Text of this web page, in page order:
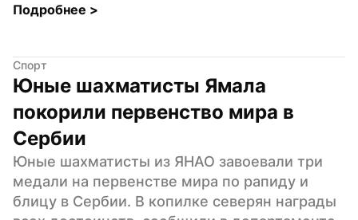
Подробнее >
Спорт
Юные шахматисты Ямала
покорили первенство мира в
Сербии
Юные шахматисты из ЯНАО завоевали три
медали на первенстве мира по рапиду и
блицу в Сербии. В копилке северян награды